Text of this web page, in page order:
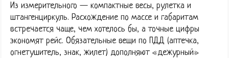
Из измерительного — компактные весы, рулетка и
штангенциркуль. Расхождение по массе и габаритам
встречается чаще, чем хотелось бы, а точные цифры
экономят рейс. Обязательные вещи по ПДД (аптечка,
огнетушитель, знак, жилет) дополняют «дежурный»